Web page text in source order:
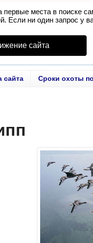
первые места в поиске
Если ни один запрос у
сайта
сайта Сроки охоты